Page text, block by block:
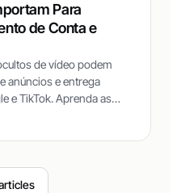
Para
de Conta e
de vídeo podem
anúncios e entrega
e TikTok. Aprenda as
usam para manter